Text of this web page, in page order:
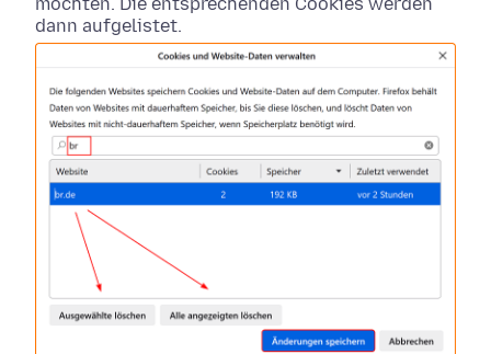
möchten. Die entsprechenden Cookies werden
dann aufgelistet.